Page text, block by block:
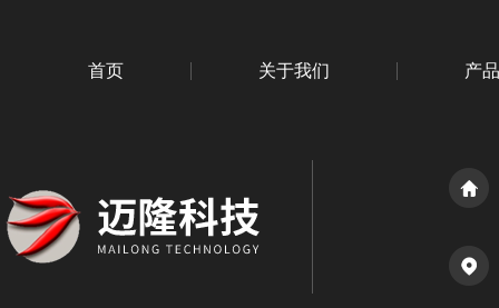
首页 关于我们 产